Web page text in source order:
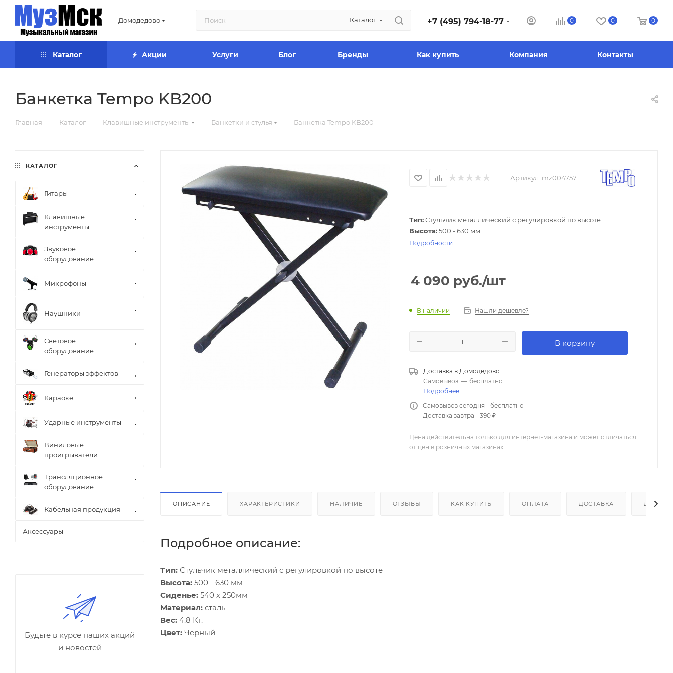
Домодедово Каталог +7 (495) 794-18-77 0 0 0
Каталог Акции Услуги Блог Бренды Как купить Компания Контакты
Банкетка Tempo KB200
Главная — Каталог — Клавишные инструменты — Банкетки и стулья — Банкетка Tempo KB200
Артикул: mz004757
Тип:Стульчик металлический с регулировкой по высоте
Высота:500 - 630 мм
Подробности
4 090 руб./шт
В наличии Нашли дешевле?
В корзину
Доставка в Домодедово
Самовывоз — бесплатно
Подробнее
Самовывоз сегодня - бесплатно
Доставка завтра - 390 ₽
Цена действительна только для интернет-магазина и может отличаться
от цен в розничных магазинах
ОПИСАНИЕ ХАРАКТЕРИСТИКИ НАЛИЧИЕ ОТЗЫВЫ КАК КУПИТЬ ОПЛАТА ДОСТАВКА
Подробное описание:
Тип: Стульчик металлический с регулировкой по высоте
Высота: 500 - 630 мм
Сиденье: 540 х 250мм
Материал: сталь
Вес: 4.8 Кг.
Цвет: Черный
КАТАЛОГ
Гитары
Клавишные
инструменты
Звуковое
оборудование
Микрофоны
Наушники
Световое
оборудование
Генераторы эффектов
Караоке
Ударные инструменты
Виниловые
проигрыватели
Трансляционное
оборудование
Кабельная продукция
Аксессуары
Будьте в курсе наших акций
и новостей